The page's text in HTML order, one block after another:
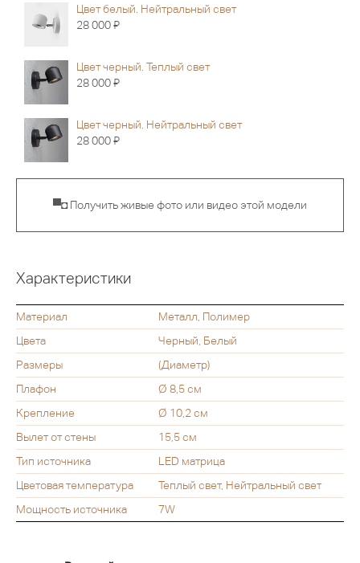
Цвет белый. Нейтральный свет
28 000Я
Цвет черный. Теплый свет
28 000Я
Цвет черный. Нейтральный свет
28 000Я
▀◘ Получить живые фото или видео этой модели
Характеристики
Материал
Металл, Полимер
Цвета
Черный, Белый
Размеры
(Диаметр)
Плафон
Ø 8,5 см
Крепление
Ø 10,2 см
Вылет от стены
15,5 см
Тип источника
LED матрица
Цветовая температура
Теплый свет, Нейтральный свет
Мощность источника
7W